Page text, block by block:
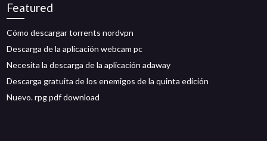
Featured
Cómo descargar torrents nordvpn
Descarga de la aplicación webcam pc
Necesita la descarga de la aplicación adaway
Descarga gratuita de los enemigos de la quinta edición
Nuevo. rpg pdf download